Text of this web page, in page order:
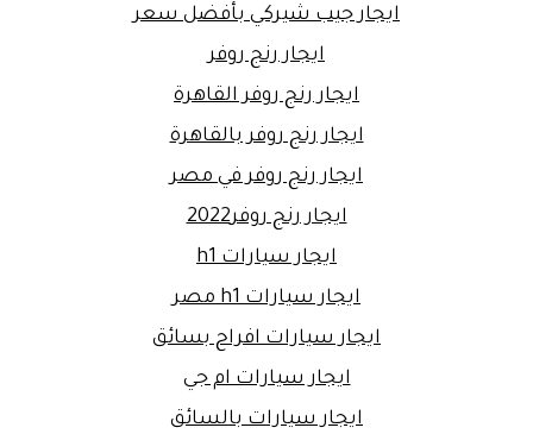
ايجار جيب شيركي بأفضل سعر
ايجار رنج روفر
ايجار رنج روفر القاهرة
ايجار رنج روفر بالقاهرة
ايجار رنج روفر في مصر
ايجار رنج روفر2022
ايجار سيارات h1
ايجار سيارات h1 مصر
ايجار سيارات افراح بسائق
ايجار سيارات ام جي
ايجار سيارات بالسائق